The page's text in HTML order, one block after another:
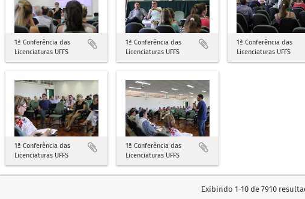
1ª Conferência das
Licenciaturas UFFS
1ª Conferência das
Licenciaturas UFFS
1ª Conferência das
Licenciaturas UFFS
1ª Conferência das
Licenciaturas UFFS
1ª Conferência das
Licenciaturas UFFS
Exibindo 1-10 de 7910